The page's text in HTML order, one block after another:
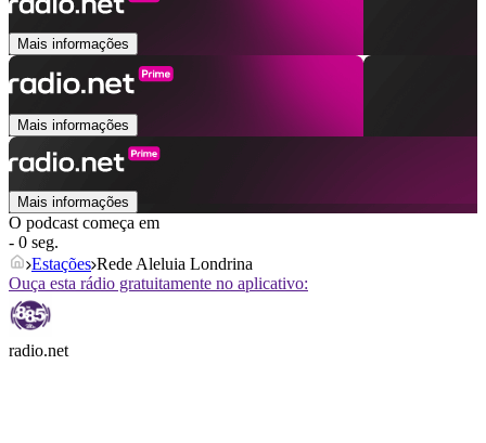
Mais informações
Mais informações
Mais informações
O podcast começa em
- 0 seg.
Estações Rede Aleluia Londrina
Ouça esta rádio gratuitamente no aplicativo:
radio.net